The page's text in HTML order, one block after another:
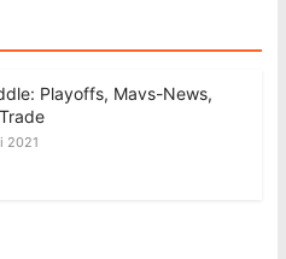
Playoffs, Mavs-News,
2021